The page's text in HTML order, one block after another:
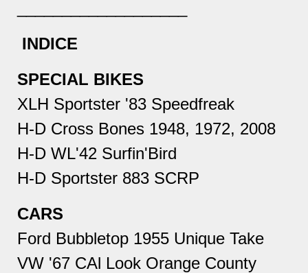
INDICE
SPECIAL BIKES
XLH Sportster '83 Speedfreak
H-D Cross Bones 1948, 1972, 2008
H-D WL'42 Surfin'Bird
H-D Sportster 883 SCRP
CARS
Ford Bubbletop 1955 Unique Take
VW '67 CAl Look Orange County